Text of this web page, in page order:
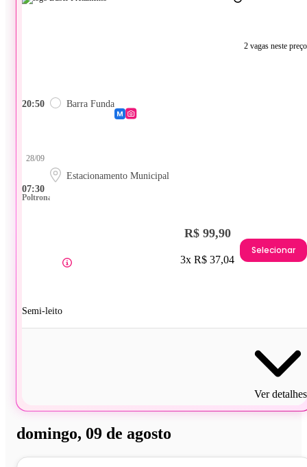
2 vagas neste preço
20:50 Barra Funda
07:30
28/09
Estacionamento Municipal
Poltrona
Semi-leito
R$ 99,90
3x R$ 37,04
Selecionar
Ver detalhes
domingo, 09 de agosto